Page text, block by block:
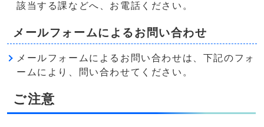
該当する課などへ、お電話ください。
メールフォームによるお問い合わせ
メールフォームによるお問い合わせは、下記のフォ
ームにより、問い合わせてください。
ご注意